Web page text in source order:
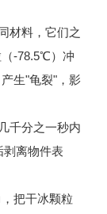
材料，它们之
（-78.5℃）冲
生"龟裂"，影
千分之一秒内
剥离物件表
把干冰颗粒